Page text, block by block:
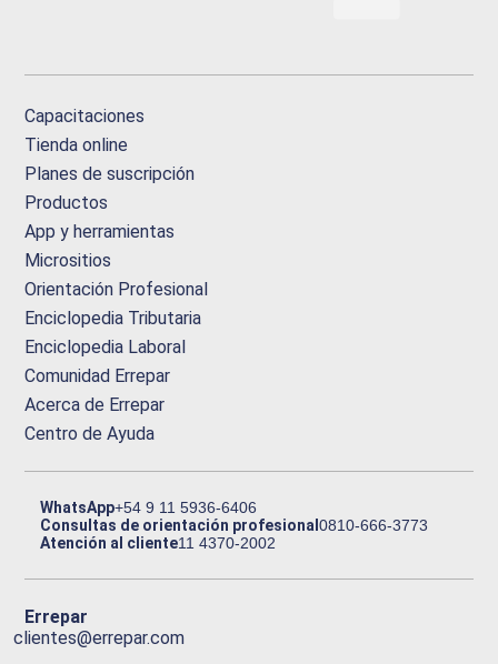
Capacitaciones
Tienda online
Planes de suscripción
Productos
App y herramientas
Micrositios
Orientación Profesional
Enciclopedia Tributaria
Enciclopedia Laboral
Comunidad Errepar
Acerca de Errepar
Centro de Ayuda
WhatsApp+54 9 11 5936-6406
Consultas de orientación profesional0810-666-3773
Atención al cliente11 4370-2002
Errepar
clientes@errepar.com